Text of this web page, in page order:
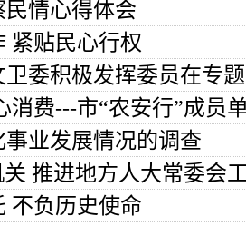
情心得体会
紧贴民心行权
委积极发挥委员在专
消费---市“农安行”成员
业发展情况的调查
关 推进地方人大常委会
不负历史使命